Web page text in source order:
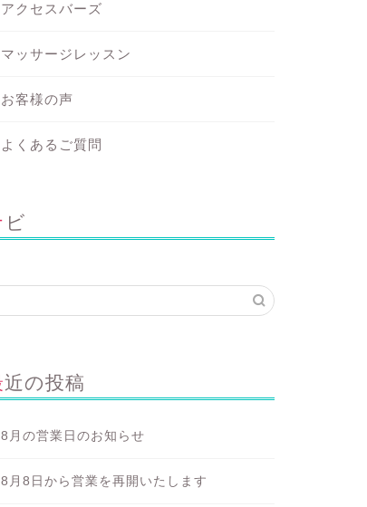
アクセスバーズ
マッサージレッスン
お客様の声
よくあるご質問
ナビ
最近の投稿
8月の営業日のお知らせ
8月8日から営業を再開いたします